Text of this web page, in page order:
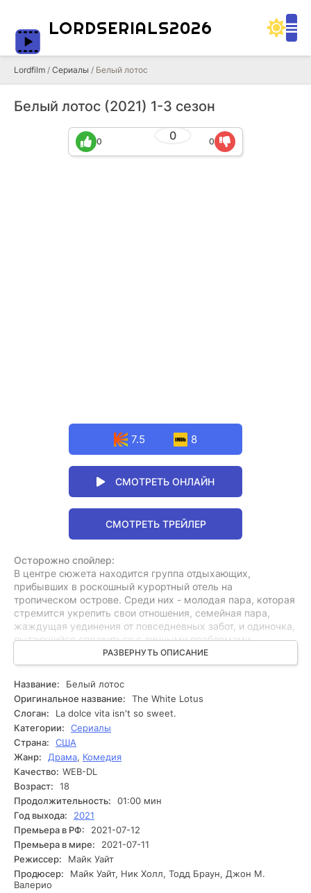
LORDSERIALS2026
Lordfilm / Сериалы / Белый лотос
Белый лотос (2021) 1-3 сезон
0
0 0
7.5 8
СМОТРЕТЬ ОНЛАЙН
СМОТРЕТЬ ТРЕЙЛЕР
Осторожно спойлер:
В центре сюжета находится группа отдыхающих,
прибывших в роскошный курортный отель на
тропическом острове. Среди них - молодая пара, которая
стремится укрепить свои отношения, семейная пара,
жаждущая уединения от повседневных забот, и одиночка,
пытающийся справиться с личными проблемами.
Путешествие принимает неожиданный оборот, когда одна
из постоялиц исчезает в первый же день их отпуска, что
становится поводом для начала расследования. Вскоре
в круговорот тайн и недомолвок. Расследование ведет
местный детектив, который сталкивается с
препятствиями на каждом шагу. Постепенно он начинает
выяснять, что каждый из отдыхающих имеет свои
секреты и скрытые мотивы. Ситуацию усложняют
интриги, возникающие между героями, а также
напряжённые отношения, которые обостряются по мере
развития событий. Неожиданные открытия о прошлом
постояльцев и их связи с отелем ставят под сомнение их
истинные намерения. В итоге детектив оказывается на
распутье, когда ему становится известно о скрытых
обстоятельствах, которые могут изменить всё.
РАЗВЕРНУТЬ ОПИСАНИЕ
Название:
Белый лотос
Оригинальное название:
The White Lotus
Слоган:
La dolce vita isn't so sweet.
Категории:
Сериалы
Страна:
США
Жанр:
Драма, Комедия
Качество: WEB-DL
Возраст:
18
Продолжительность:
01:00 мин
Год выхода:
2021
Премьера в РФ:
2021-07-12
Премьера в мире:
2021-07-11
Режиссер:
Майк Уайт
Продюсер:
Майк Уайт, Ник Холл, Тодд Браун, Джон М.
Валерио